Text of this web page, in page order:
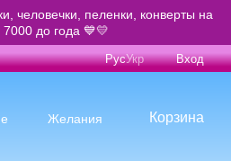
человечки, пеленки, конверты на
до года 💙💛
РусУкр Вход
Желания Корзина